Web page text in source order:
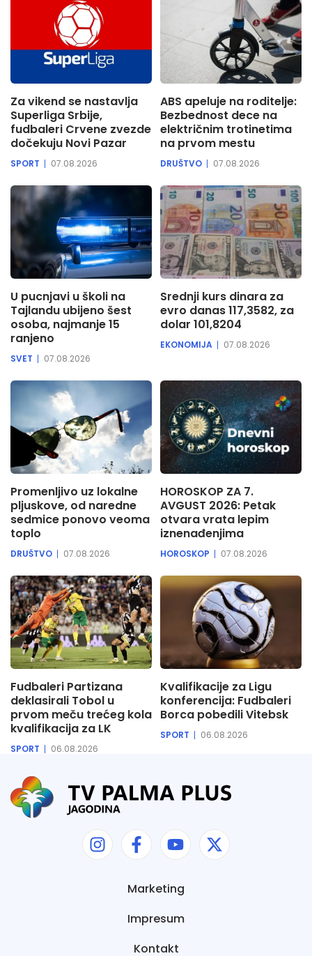
Za vikend se nastavlja
Superliga Srbije,
fudbaleri Crvene zvezde
dočekuju Novi Pazar
SPORT 07.08.2026
ABS apeluje na roditelje:
Bezbednost dece na
električnim trotinetima
na prvom mestu
DRUŠTVO 07.08.2026
U pucnjavi u školi na
Tajlandu ubijeno šest
osoba, najmanje 15
ranjeno
SVET 07.08.2026
Srednji kurs dinara za
evro danas 117,3582, za
dolar 101,8204
EKONOMIJA 07.08.2026
Promenljivo uz lokalne
pljuskove, od naredne
sedmice ponovo veoma
toplo
DRUŠTVO 07.08.2026
HOROSKOP ZA 7.
AVGUST 2026: Petak
otvara vrata lepim
iznenađenjima
HOROSKOP 07.08.2026
Fudbaleri Partizana
deklasirali Tobol u
prvom meču trećeg kola
kvalifikacija za LK
SPORT 06.08.2026
Kvalifikacije za Ligu
konferencija: Fudbaleri
Borca pobedili Vitebsk
SPORT 06.08.2026
Marketing
Impresum
Kontakt